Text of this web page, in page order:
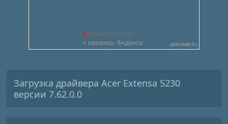
Загрузка драйвера Acer Extensa 5230
версии 7.62.0.0